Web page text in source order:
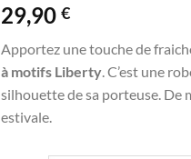
29,90 €
Apportez une touche de
à motifs Liberty . C’est une
silhouette de sa porteuse. De
estivale.